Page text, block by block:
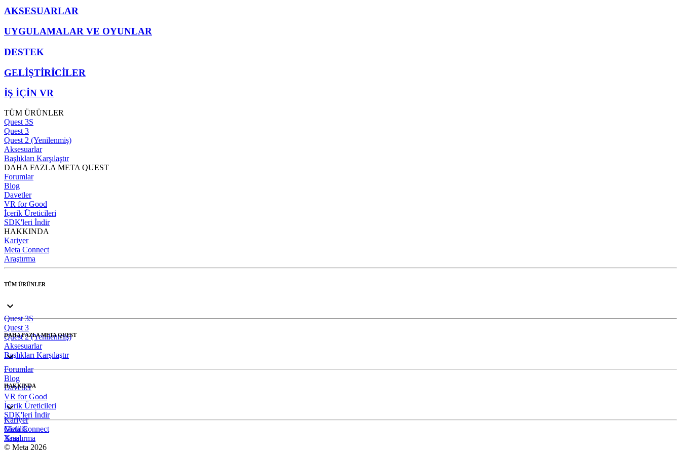
AKSESUARLAR
UYGULAMALAR VE OYUNLAR
DESTEK
GELİŞTİRİCİLER
İŞ İÇİN VR
TÜM ÜRÜNLER
Quest 3S
Quest 3
Quest 2 (Yenilenmiş)
Aksesuarlar
Başlıkları Karşılaştır
DAHA FAZLA META QUEST
Forumlar
Blog
Davetler
VR for Good
İçerik Üreticileri
SDK'leri İndir
HAKKINDA
Kariyer
Meta Connect
Araştırma
TÜM ÜRÜNLER
Quest 3S
Quest 3
Quest 2 (Yenilenmiş)
Aksesuarlar
Başlıkları Karşılaştır
DAHA FAZLA META QUEST
Forumlar
Blog
Davetler
VR for Good
İçerik Üreticileri
SDK'leri İndir
HAKKINDA
Kariyer
Meta Connect
Araştırma
Gizlilik
Yasal
© Meta 2026